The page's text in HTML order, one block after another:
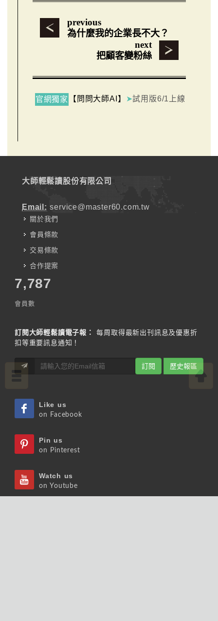
previous
為什麼我的企業長不大？
next
把顧客變粉絲
官網獨家 【問問大師AI】 ➤試用版6/1上線
大師輕鬆讀股份有限公司
Email: service@master60.com.tw
關於我們
會員條款
交易條款
合作提案
7,787
會員數
訂閱大師輕鬆讀電子報：
每周取得最新出刊訊息及優惠折
扣等重要訊息通知！
訂閱 歷史報區
Like us
on Facebook
Pin us
on Pinterest
Watch us
on Youtube